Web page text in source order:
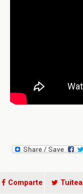
Comparte Tuitea